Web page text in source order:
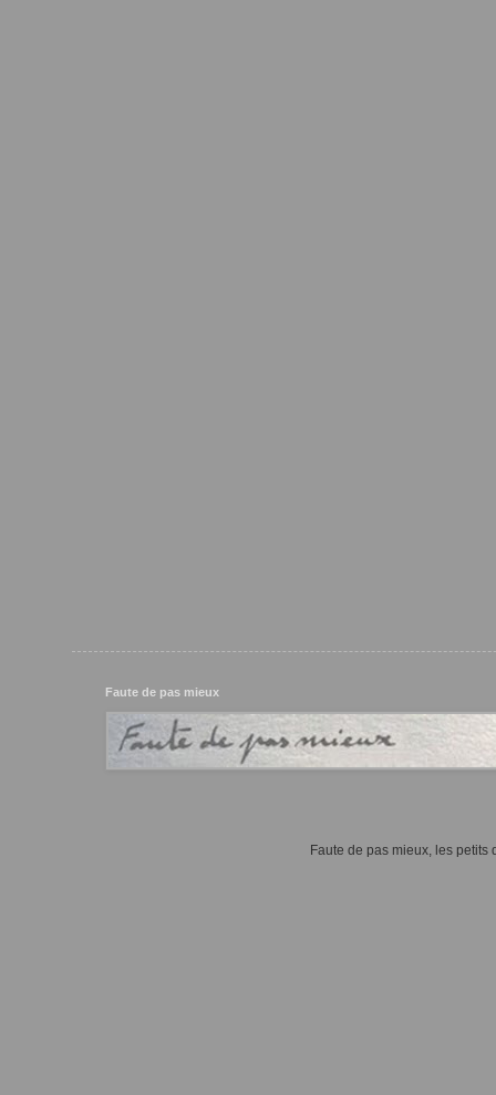
Faute de pas mieux
Faute de pas mieux, les